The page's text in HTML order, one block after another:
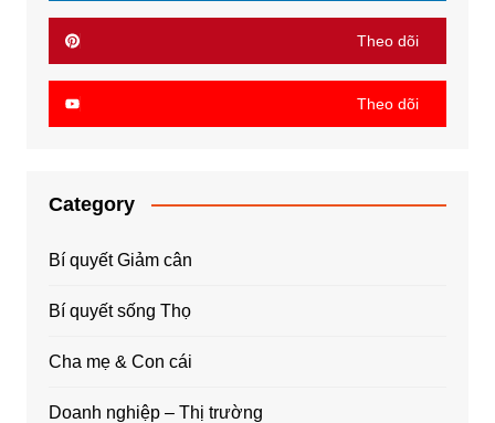
Theo dõi
Theo dõi
Category
Bí quyết Giảm cân
Bí quyết sống Thọ
Cha mẹ & Con cái
Doanh nghiệp – Thị trường